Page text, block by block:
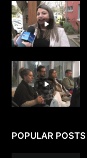
POPULAR POSTS